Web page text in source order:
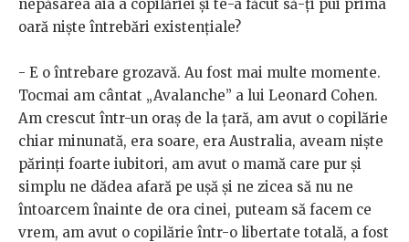
nepăsarea aia a copilăriei și te-a făcut să-ți pui prima
oară niște întrebări existențiale?
- E o întrebare grozavă. Au fost mai multe momente.
Tocmai am cântat „Avalanche” a lui Leonard Cohen.
Am crescut într-un oraș de la țară, am avut o copilărie
chiar minunată, era soare, era Australia, aveam niște
părinți foarte iubitori, am avut o mamă care pur și
simplu ne dădea afară pe ușă și ne zicea să nu ne
întoarcem înainte de ora cinei, puteam să facem ce
vrem, am avut o copilărie într-o libertate totală, a fost